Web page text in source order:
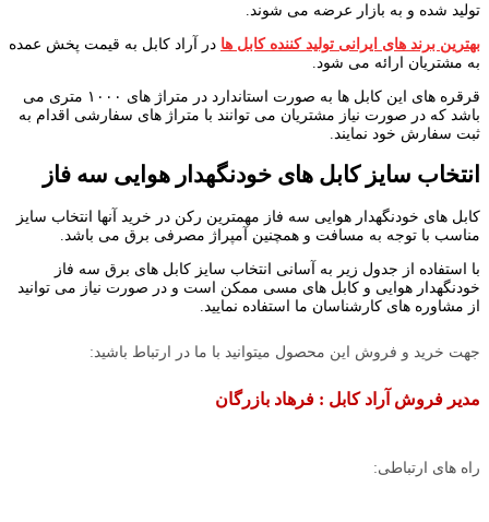
تولید شده و به بازار عرضه می شوند.
بهترین برند های ایرانی تولید کننده کابل ها در آراد کابل به قیمت پخش عمده
به مشتریان ارائه می شود.
قرقره های این کابل ها به صورت استاندارد در متراژ های ۱۰۰۰ متری می
باشد که در صورت نیاز مشتریان می توانند با متراژ های سفارشی اقدام به
ثبت سفارش خود نمایند.
انتخاب سایز کابل های خودنگهدار هوایی سه فاز
کابل های خودنگهدار هوایی سه فاز مهمترین رکن در خرید آنها انتخاب سایز
مناسب با توجه به مسافت و همچنین آمپراژ مصرفی برق می باشد.
با استفاده از جدول زیر به آسانی انتخاب سایز کابل های برق سه فاز
خودنگهدار هوایی و کابل های مسی ممکن است و در صورت نیاز می توانید
از مشاوره های کارشناسان ما استفاده نمایید.
جهت خرید و فروش این محصول میتوانید با ما در ارتباط باشید:
مدیر فروش آراد کابل : فرهاد بازرگان
راه های ارتباطی: